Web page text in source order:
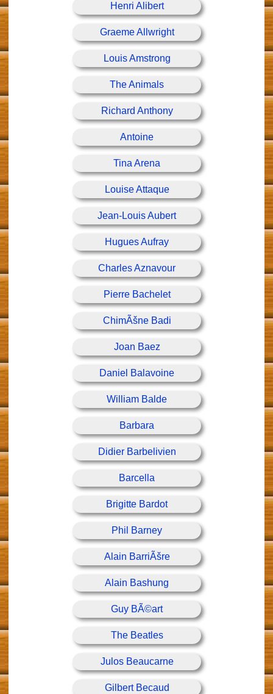
Henri Alibert
Graeme Allwright
Louis Amstrong
The Animals
Richard Anthony
Antoine
Tina Arena
Louise Attaque
Jean-Louis Aubert
Hugues Aufray
Charles Aznavour
Pierre Bachelet
ChimÃšne Badi
Joan Baez
Daniel Balavoine
William Balde
Barbara
Didier Barbelivien
Barcella
Brigitte Bardot
Phil Barney
Alain BarriÃšre
Alain Bashung
Guy BÃ©art
The Beatles
Julos Beaucarne
Gilbert Becaud